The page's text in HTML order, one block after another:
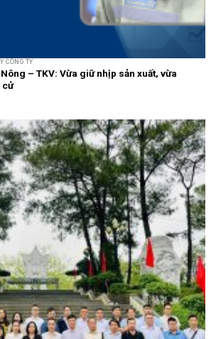
CÔNG TY
– TKV: Vừa giữ nhịp sản xuất, vừa
cử